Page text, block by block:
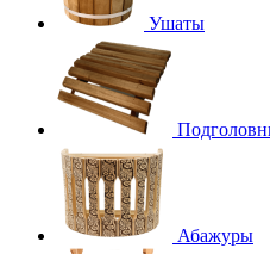
Ушаты
Абажуры